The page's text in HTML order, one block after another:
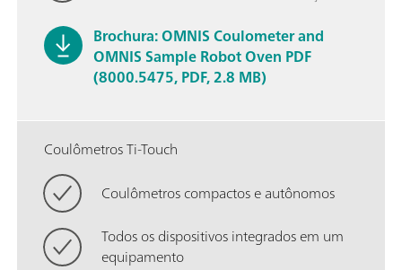
Brochura: OMNIS Coulometer and
OMNIS Sample Robot Oven PDF
(8000.5475, PDF, 2.8 MB)
Coulômetros Ti-Touch
Coulômetros compactos e autônomos
Todos os dispositivos integrados em um
equipamento